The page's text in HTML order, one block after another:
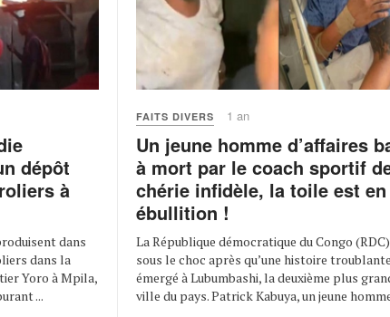
dépôt
à
dans
dans la
Yoro à Mpila,
...
FAITS DIVERS 1 an
Un jeune homme d’affaires
à mort par le coach sportif
chérie infidèle, la toile est en
ébullition !
La République démocratique du Congo
sous le choc après qu’une histoire
émergé à Lubumbashi, la deuxième plus
ville du pays. Patrick Kabuya, un jeune